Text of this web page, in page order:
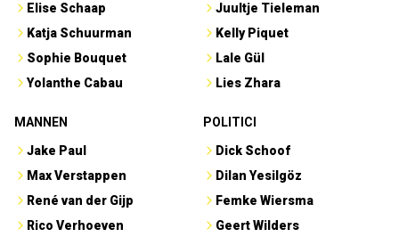
Elise Schaap
Katja Schuurman
Sophie Bouquet
Yolanthe Cabau
Juultje Tieleman
Kelly Piquet
Lale Gül
Lies Zhara
MANNEN
Jake Paul
Max Verstappen
René van der Gijp
Rico Verhoeven
POLITICI
Dick Schoof
Dilan Yesilgöz
Femke Wiersma
Geert Wilders